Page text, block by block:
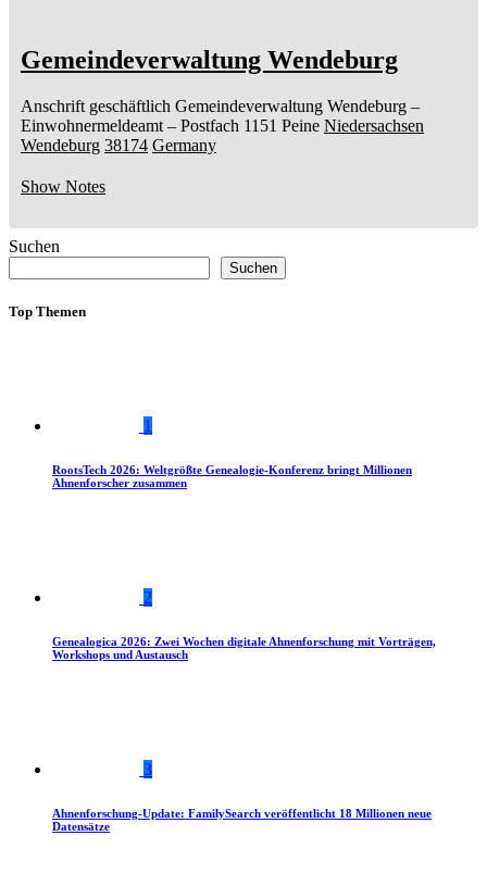
Gemeindeverwaltung Wendeburg
Anschrift geschäftlich Gemeindeverwaltung Wendeburg –
Einwohnermeldeamt – Postfach 1151 Peine Niedersachsen
Wendeburg 38174 Germany
Show Notes
Suchen
Suchen
Top Themen
1
RootsTech 2026: Weltgrößte Genealogie-Konferenz bringt Millionen
Ahnenforscher zusammen
2
Genealogica 2026: Zwei Wochen digitale Ahnenforschung mit Vorträgen,
Workshops und Austausch
3
Ahnenforschung-Update: FamilySearch veröffentlicht 18 Millionen neue
Datensätze